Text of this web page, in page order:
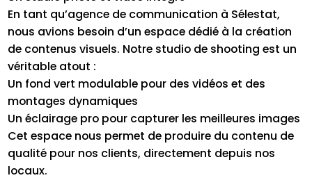
En tant qu’agence de communication à Sélestat,
nous avions besoin d’un espace dédié à la création
de contenus visuels. Notre studio de shooting est un
véritable atout :
Un fond vert modulable pour des vidéos et des
montages dynamiques
Un éclairage pro pour capturer les meilleures images
Cet espace nous permet de produire du contenu de
qualité pour nos clients, directement depuis nos
locaux.